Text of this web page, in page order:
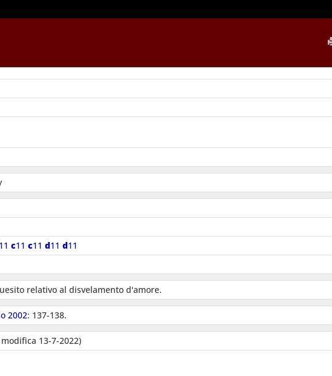
11c11c11d11d11
relativo al disvelamento d'amore.
2002: 137-138.
13-7-2022)